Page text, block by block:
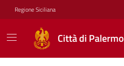
Vai ai contenuti
Vai al footer
Regione Siciliana
Città di Palermo